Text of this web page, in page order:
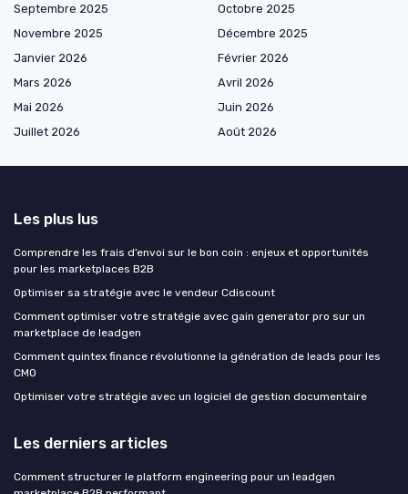
Septembre 2025
Octobre 2025
Novembre 2025
Décembre 2025
Janvier 2026
Février 2026
Mars 2026
Avril 2026
Mai 2026
Juin 2026
Juillet 2026
Août 2026
Les plus lus
Comprendre les frais d’envoi sur le bon coin : enjeux et opportunités
pour les marketplaces B2B
Optimiser sa stratégie avec le vendeur Cdiscount
Comment optimiser votre stratégie avec gain generator pro sur un
marketplace de leadgen
Comment quintex finance révolutionne la génération de leads pour les
CMO
Optimiser votre stratégie avec un logiciel de gestion documentaire
Les derniers articles
Comment structurer le platform engineering pour un leadgen